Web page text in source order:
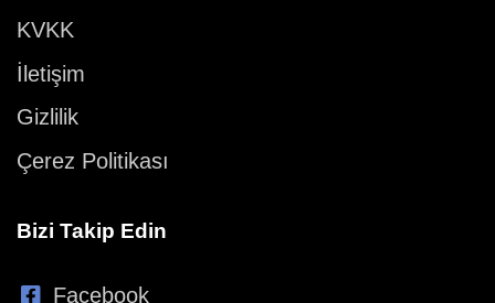
KVKK
İletişim
Gizlilik
Çerez Politikası
Bizi Takip Edin
Facebook